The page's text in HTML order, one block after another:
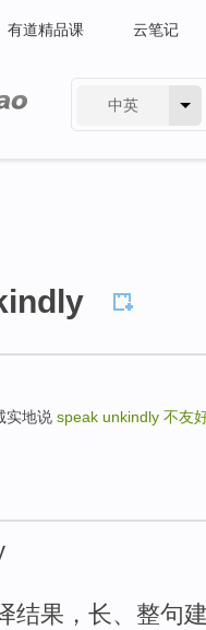
有道精品课 云笔记
中英
实地说 speak unkindly 不友
结果，长、整句